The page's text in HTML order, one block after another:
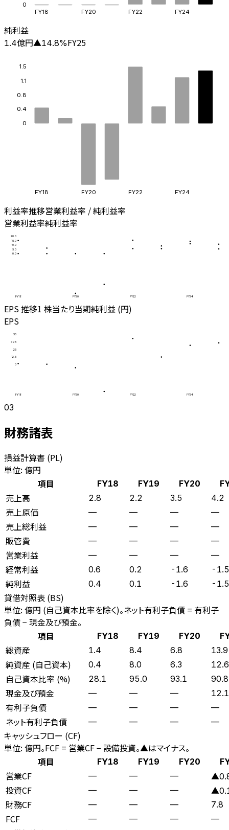
0
FY18 FY20 FY22 FY24
純利益
1.4億円▲14.8%FY25
0
0.4
0.8
1.1
1.5
FY18 FY20 FY22 FY24
利益率推移営業利益率 / 純利益率
営業利益率純利益率
0.0
5.0
10.0
15.0
20.0
FY18 FY20 FY22 FY24
EPS 推移1 株当たり当期純利益 (円)
EPS
0
12.5
25
37.5
50
FY18 FY20 FY22 FY24
03
財務諸表
損益計算書 (PL)
単位: 億円
項目
FY18 FY19 FY20
売上高 2.8 2.2 3.5 4.2
売上原価 — — — —
売上総利益 — — — —
販管費 — — — —
営業利益 — — — —
経常利益 0.6 0.2 -1.6 -1.5
純利益 0.4 0.1 -1.6 -1.5
貸借対照表 (BS)
単位: 億円 (自己資本比率を除く)。ネット有利子負債 = 有利子
負債 − 現金及び預金。
項目
FY18 FY19 FY20
総資産 1.4 8.4 6.8 13.9
純資産 (自己資本) 0.4 8.0 6.3 12.6
自己資本比率 (%) 28.1 95.0 93.1 90.8
現金及び預金 — — — 12.1
有利子負債 — — — —
ネット有利子負債 — — — —
キャッシュフロー (CF)
単位: 億円。FCF = 営業CF − 設備投資。▲はマイナス。
項目
FY18 FY19 FY20
営業CF — — —
投資CF — — —
財務CF — — — 7.8
FCF — — — —